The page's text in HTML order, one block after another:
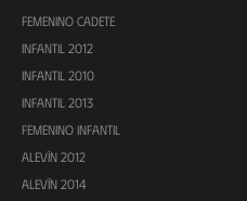
FEMENINO CADETE
INFANTIL 2012
INFANTIL 2010
INFANTIL 2013
FEMENINO INFANTIL
ALEVÍN 2012
ALEVÍN 2014